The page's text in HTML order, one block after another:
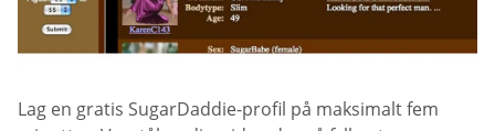
Lag en gratis SugarDaddie-profil på maksimalt fem